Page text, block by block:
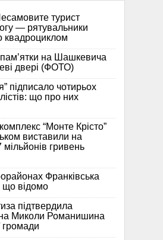
турист
— рятувальники
квадроциклом
памʼятки на Шашкевича
двері (ФОТО)
підписало чотирьох
що про них
“Монте Крісто”
виставили на
мільйонів гривень
Франківська
що відомо
підтвердила
Миколи Романишина
громади